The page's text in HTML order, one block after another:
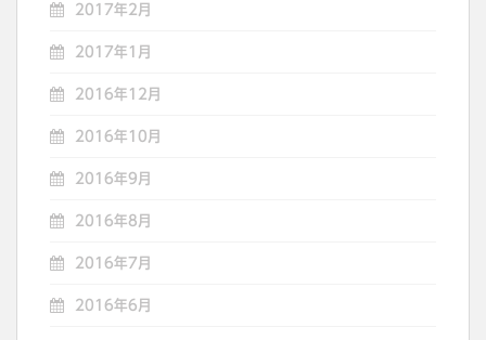
2017年2月
2017年1月
2016年12月
2016年10月
2016年9月
2016年8月
2016年7月
2016年6月